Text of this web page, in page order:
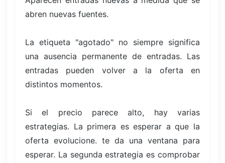
abren nuevas fuentes.
La etiqueta "agotado" no siempre significa
una ausencia permanente de entradas. Las
entradas pueden volver a la oferta en
distintos momentos.
Si el precio parece alto, hay varias
estrategias. La primera es esperar a que la
oferta evolucione. te da una ventana para
esperar. La segunda estrategia es comprobar